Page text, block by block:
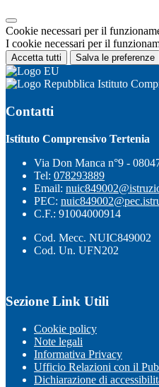
Cookie necessari per il
I cookie necessari per il
Accetta tutti Salva le preferenze
Istituto
Contatti
Istituto Comprensivo Tertenia
Via Don Manca n°9 -
Tel: 078293889
Email:
PEC:
C.F.: 91004000914
Cod. Mecc. NUIC849002
Cod. Un. UFN202
Sezione Link Utili
Cookie policy
Note legali
Informativa Privacy
Ufficio Relazioni con il
Dichiarazione di